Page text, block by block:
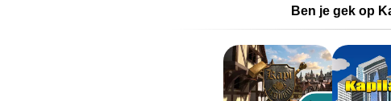
Ben je gek op